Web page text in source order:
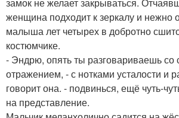
женщина подходит к зеркалу и нежно
малыша лет четырех в добротно
костюмчике.
- Эндрю, опять ты разговариваешь со
отражением, - с нотками усталости и
говорит она. - подвинься, ещё чуть-
на представление.